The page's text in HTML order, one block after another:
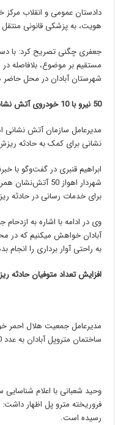
دادستان عمومی و انقلاب
هویت، به پزشکی قانونی
جعفری چگنی تصریح کرد: با
مستقیم بر موضوع، بلافاصله
شهرستان آبادان در محل
50 نیرو با 10 خودروی آتش نشانی اهواز در محل حادثه مستقر شدند
نشانی برای کمک به حادثه
ابراهیم قنبری در گفت‌وگو با
برای خدمات رسانی در حادثه
وی در ادامه با اشاره به
آبادان خواهش میکنیم که در
به راحتی آوار برداری را انجام
افزایش تعداد متوفیان حادثه
مدیرعامل جمعیت هلال احمر
ساختمان متروپل آبادان به عدد 10 خبر داد.
وحید شعبانی با اعلام
رسیده است.⁣